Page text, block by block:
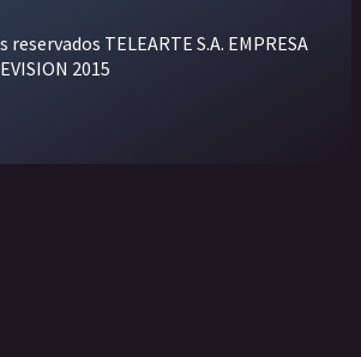
TELEARTE S.A. EMPRESA
2015